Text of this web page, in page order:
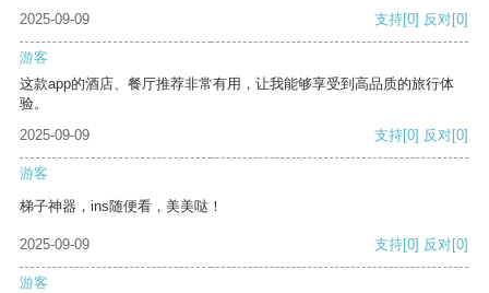
2025-09-09 支持[0] 反对[0]
游客
这款app的酒店、餐厅推荐非常有用，让我能够享受到高品质的旅行体
验。
2025-09-09
支持[0] 反对[0]
游客
梯子神器，ins随便看，美美哒！
2025-09-09 支持[0] 反对[0]
游客